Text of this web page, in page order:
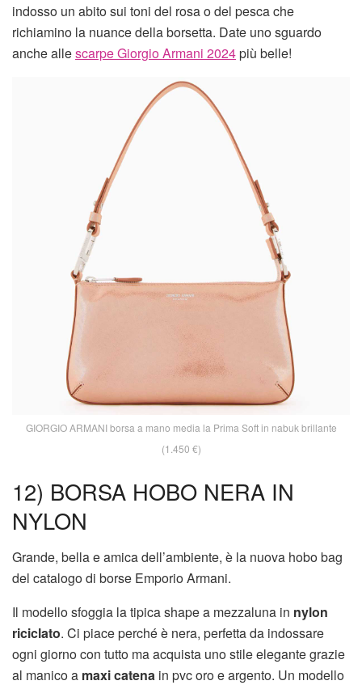
indosso un abito sui toni del rosa o del pesca che
richiamino la nuance della borsetta. Date uno sguardo
anche allescarpe Giorgio Armani 2024più belle!
GIORGIO ARMANI borsa a mano media la Prima Soft in nabuk brillante
(1.450 €)
12) BORSA HOBO NERA IN
NYLON
Grande, bella e amica dell’ambiente, è la nuova hobo bag
del catalogo di borse Emporio Armani.
Il modello sfoggia la tipica shape a mezzaluna in nylon
riciclato. Ci piace perché è nera, perfetta da indossare
ogni giorno con tutto ma acquista uno stile elegante grazie
al manico a maxi catena in pvc oro e argento. Un modello